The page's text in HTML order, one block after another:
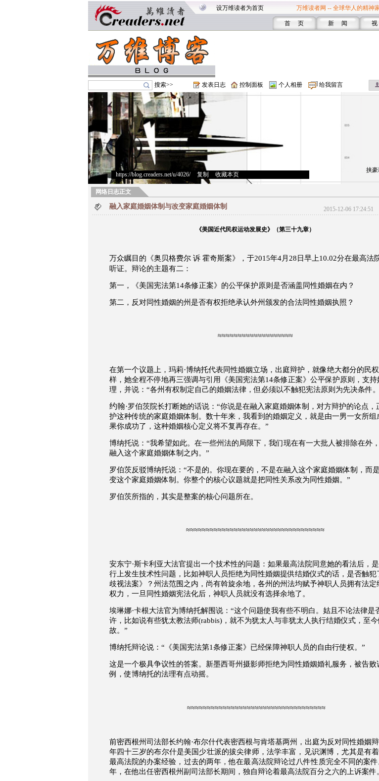
设万维读者为首页 万维读者网 -- 全球华人的精神
首 页 新 闻
搜索>> 发表日志 控制面板 个人相册 给我留言
https://blog.creaders.net/u/4026/> 复制 收藏本页
挟
网络日志正文
融入家庭婚姻体制与改变家庭婚姻体制 2015-12-06 17:24:51
《美国近代民权运动发展史》（第三十九章）
万众瞩目的《奥贝格费尔 诉 霍奇斯案》，于2015年4月 28 日早上10.02分在最高法
听证。辩论的主题有二：
第一，《美国宪法第14条修正案》的公平保护原则是否涵盖同性婚姻在内？
第二，反对同性婚姻的州是否有权拒绝承认外州颁发的合法同性婚姻执照？
≈≈≈≈≈≈≈≈≈≈≈≈≈≈≈≈≈≈≈
在第一个议题上，玛莉·博纳托代表同性婚姻立场，出庭辩护，就像绝大都分的民
样，她全程不停地再三强调与引用《美国宪法第14条修正案》公平保护原则，支持
理，并说： “各州有权制定自己的婚姻法律，但必须以不触犯宪法原则为先决条件。
约翰·罗伯茨院长打断她的话说： “你说是在融入家庭婚姻体制，对方辩护的论点，
护这种传统的家庭婚姻体制。数十年来，我看到的婚姻定义，就是由一男一女所组
果你成功了，这种婚姻核心定义将不复再存在。 ”
博纳托说： “我希望如此。在一些州法的局限下，我们现在有一大批人被排除在外
融入这个家庭婚姻体制之内。 ”
罗伯茨反驳博纳托说： “不是的。你现在要的，不是在融入这个家庭婚姻体制，而
变这个家庭婚姻体制。你整个的核心议题就是把同性关系改为同性婚姻。 ”
罗伯茨所指的，其实是整案的核心问题所在。
≈≈≈≈≈≈≈≈≈≈≈≈≈≈≈≈≈≈≈≈≈≈≈≈≈≈≈≈≈≈≈≈≈≈≈
安东宁·斯卡利亚大法官提出一个技术性的问题：如果最高法院同意她的看法后，
行上发生技术性问题，比如神职人员拒绝为同性婚姻提供结婚仪式的话，是否触犯
歧视法案》？州法范围之内，尚有斡旋余地，各州的州法均赋予神职人员拥有法定
权力，一旦同性婚姻宪法化后，神职人员就没有选择余地了。
埃琳娜·卡根大法官为博纳托解围说： “这个问题使我有些不明白。姑且不论法律是
许，比如说有些犹太教法师(rabbis)，就不为犹太人与非犹太人执行结婚仪式，至
故。 ”
博纳托辩论说： “ 《美国宪法第1条修正案》已经保障神职人员的自由行使权。 ”
这是一个极具争议性的答案。新墨西哥州摄影师拒绝为同性婚姻婚礼服务，被告败
例，使博纳托的法理有点动摇。
≈≈≈≈≈≈≈≈≈≈≈≈≈≈≈≈≈≈≈≈≈≈≈≈≈≈≈≈≈≈≈≈≈≈≈
前密西根州司法部长约翰·布尔什代表密西根与肯塔基两州，出庭为反对同性婚姻
年四十三岁的布尔什是美国少壮派的拔尖律师，法学丰富，见识渊博，尤其是有
最高法院的办案经验，过去的两年，他在最高法院辩论过八件性质完全不同的案件
年，在他出任密西根州副司法部长期间，独自辩论着最高法院百分之六的上诉案件